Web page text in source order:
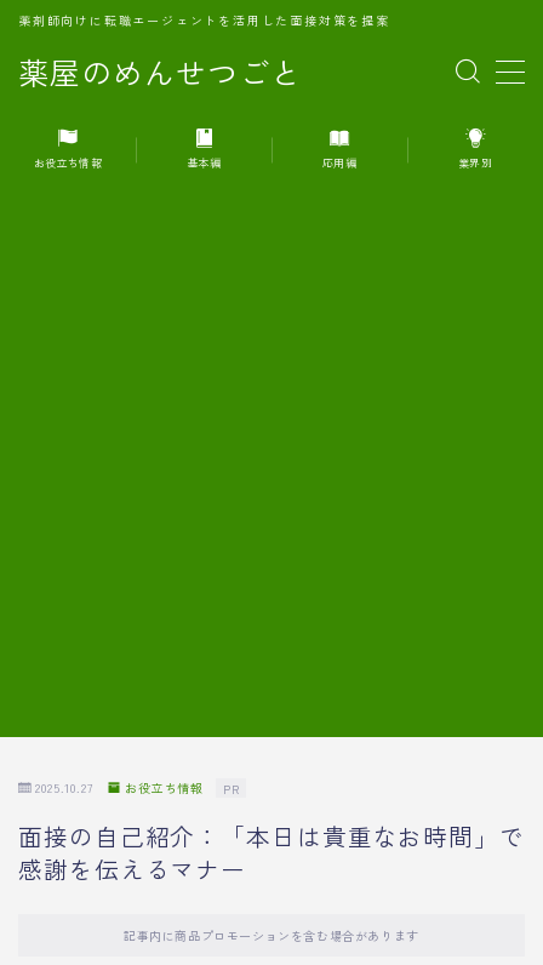
薬屋のめんせつごと
薬剤師向けに転職エージェントを活用した面接対策を提案
MENU
1.転職エージェントとは何か？
お役立ち情報 基本編 応用編 業界別
2025.10.27 お役立ち情報 PR
面接の自己紹介：「本日は貴重なお時間」で
感謝を伝えるマナー
記事内に商品プロモーションを含む場合があります